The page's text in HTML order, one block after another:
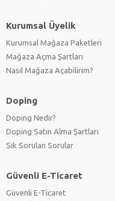
Kurumsal Üyelik
Kurumsal Mağaza Paketleri
Mağaza Açma Şartları
Nasıl Mağaza Açabilirim?
Doping
Doping Nedir?
Doping Satın Alma Şartları
Sık Sorulan Sorular
Güvenli E-Ticaret
Güvenli E-Ticaret